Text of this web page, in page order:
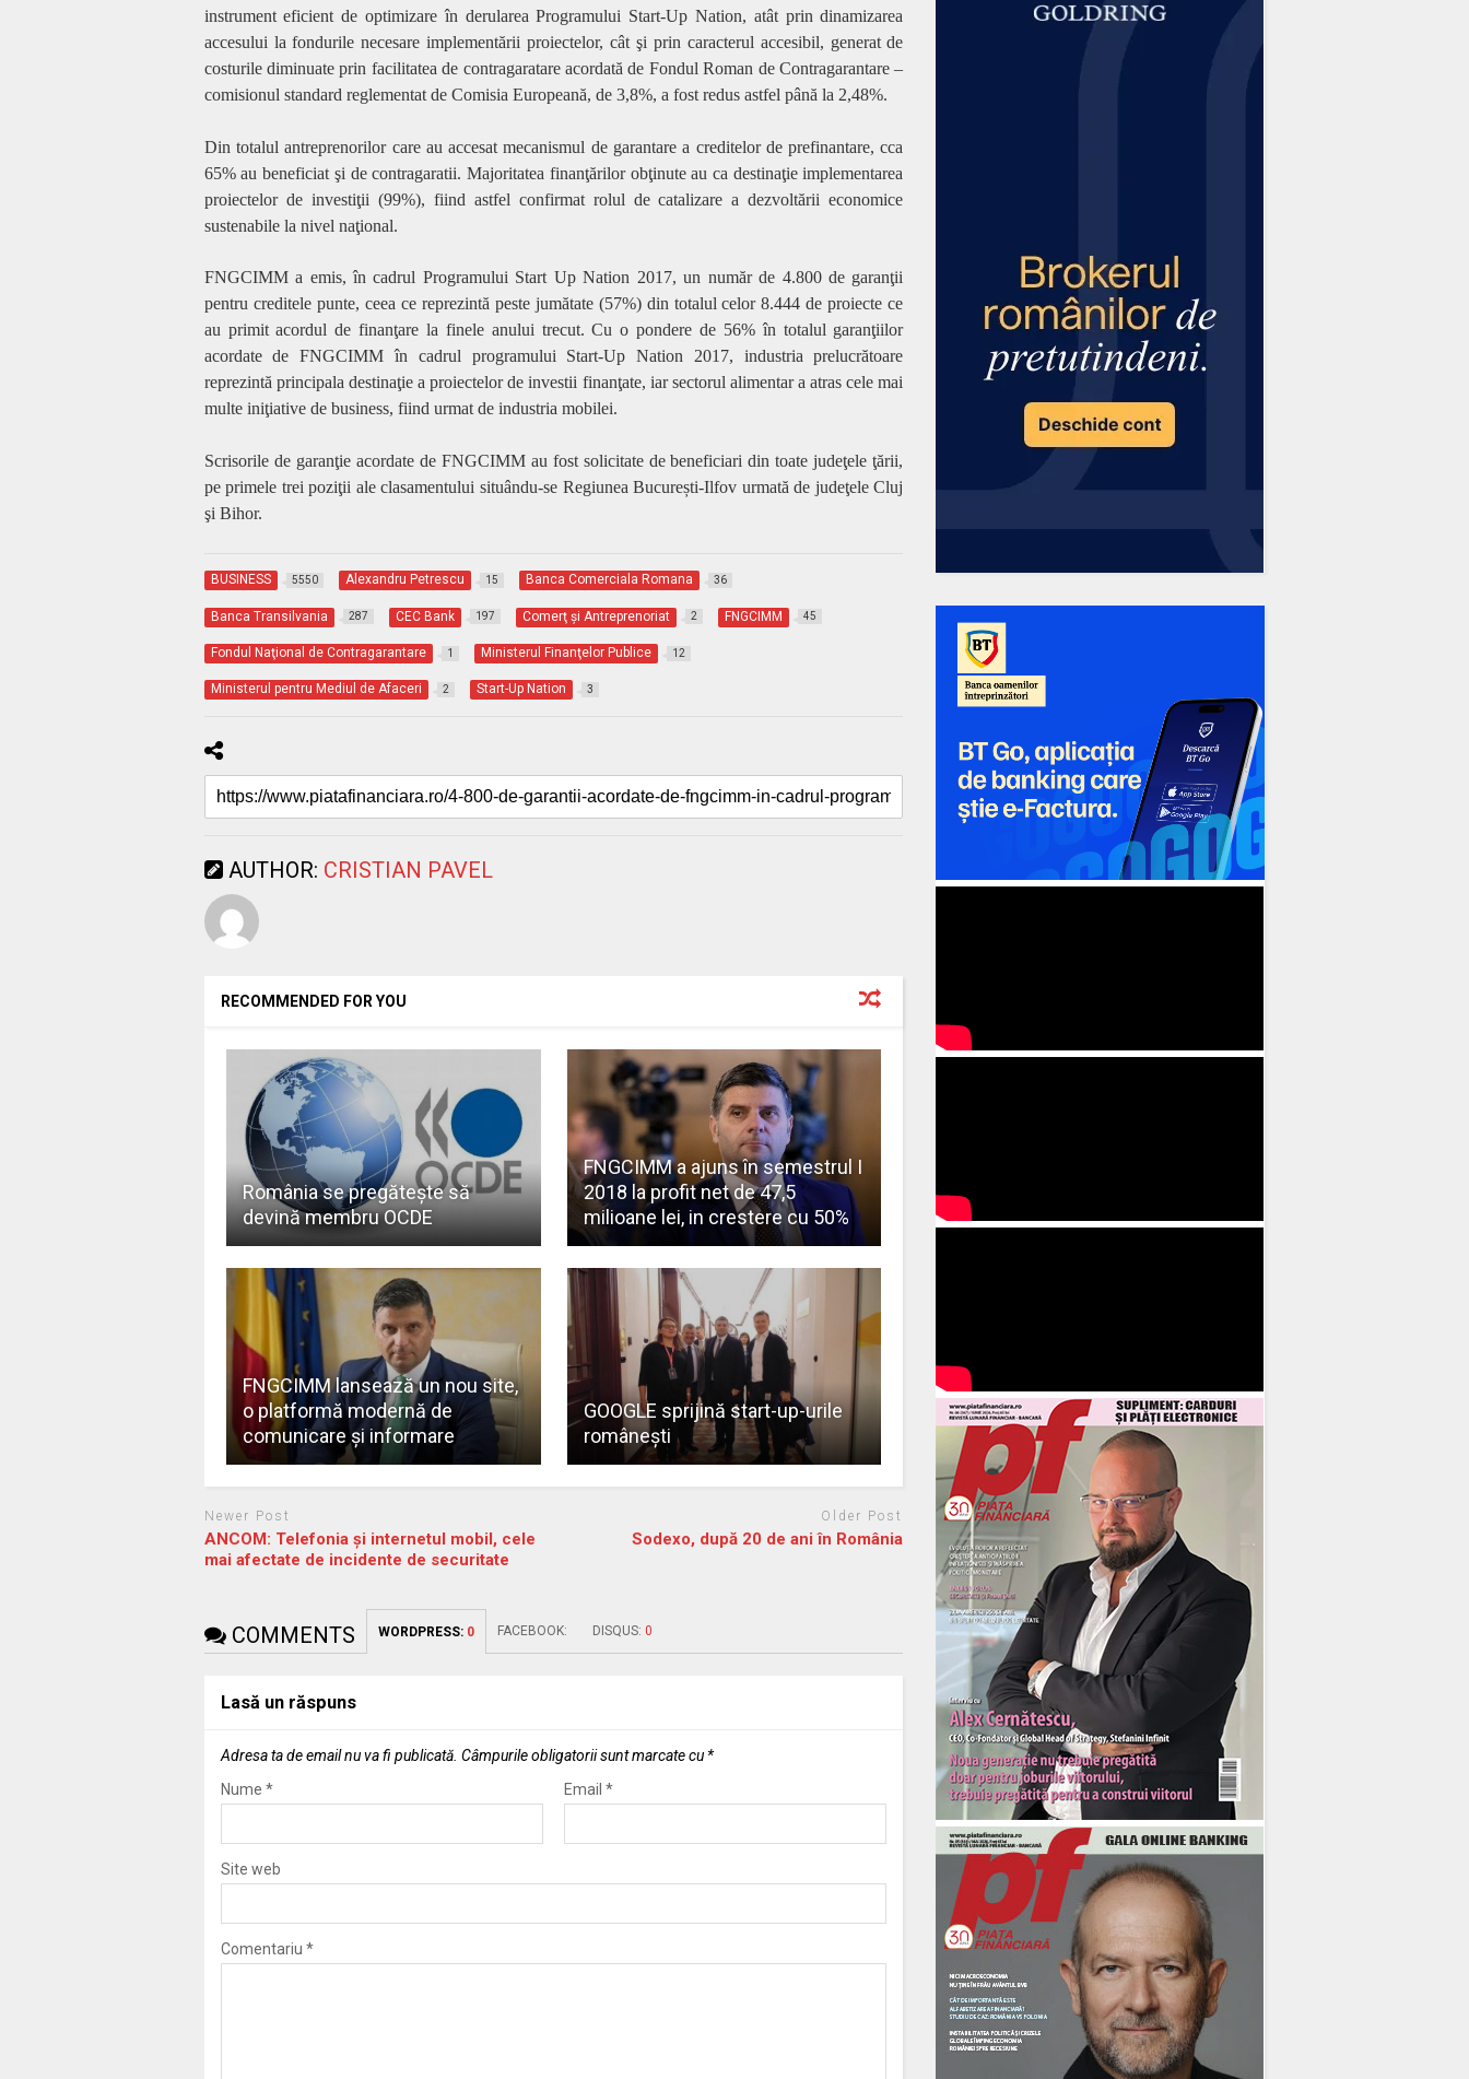
instrument eficient de optimizare în derularea Programului Start-Up Nation, atât prin dinamizarea
accesului la fondurile necesare implementării proiectelor, cât şi prin caracterul accesibil, generat de
costurile diminuate prin facilitatea de contragaratare acordată de Fondul Roman de Contragarantare –
comisionul standard reglementat de Comisia Europeană, de 3,8%, a fost redus astfel până la 2,48%.
Din totalul antreprenorilor care au accesat mecanismul de garantare a creditelor de prefinantare, cca
65% au beneficiat şi de contragaratii. Majoritatea finanţărilor obţinute au ca destinaţie implementarea
proiectelor de investiţii (99%), fiind astfel confirmat rolul de catalizare a dezvoltării economice
sustenabile la nivel naţional.
FNGCIMM a emis, în cadrul Programului Start Up Nation 2017, un număr de 4.800 de garanţii
pentru creditele punte, ceea ce reprezintă peste jumătate (57%) din totalul celor 8.444 de proiecte ce
au primit acordul de finanţare la finele anului trecut. Cu o pondere de 56% în totalul garanţiilor
acordate de FNGCIMM în cadrul programului Start-Up Nation 2017, industria prelucrătoare
reprezintă principala destinaţie a proiectelor de investii finanţate, iar sectorul alimentar a atras cele mai
multe iniţiative de business, fiind urmat de industria mobilei.
Scrisorile de garanţie acordate de FNGCIMM au fost solicitate de beneficiari din toate judeţele ţării,
pe primele trei poziţii ale clasamentului situându-se RegiuneaBucurești-Ilfov urmată de judeţele Cluj
şi Bihor.
BUSINESS 5550 Alexandru Petrescu 15 Banca Comerciala Romana 36
Banca Transilvania 287 CEC Bank 197 Comerţ şi Antreprenoriat 2 FNGCIMM 45
Fondul Naţional de Contragarantare 1 Ministerul Finanţelor Publice 12
Ministerul pentru Mediul de Afaceri 2 Start-Up Nation 3
AUTHOR: CRISTIAN PAVEL
RECOMMENDED FOR YOU
România se pregăteşte să
devină membru OCDE
FNGCIMM a ajuns în semestrul I
2018 la profit net de 47,5
milioane lei, in crestere cu 50%
FNGCIMM lansează un nou site,
o platformă modernă de
comunicare și informare
GOOGLE sprijină start-up-urile
româneşti
Newer Post
ANCOM: Telefonia şi internetul mobil, cele
mai afectate de incidente de securitate
Older Post
Sodexo, după 20 de ani în România
COMMENTS WORDPRESS: 0 FACEBOOK: DISQUS: 0
Lasă un răspuns
Adresa ta de email nu va fi publicată. Câmpurile obligatorii sunt marcate cu *
Nume * Email *
Site web
Comentariu *